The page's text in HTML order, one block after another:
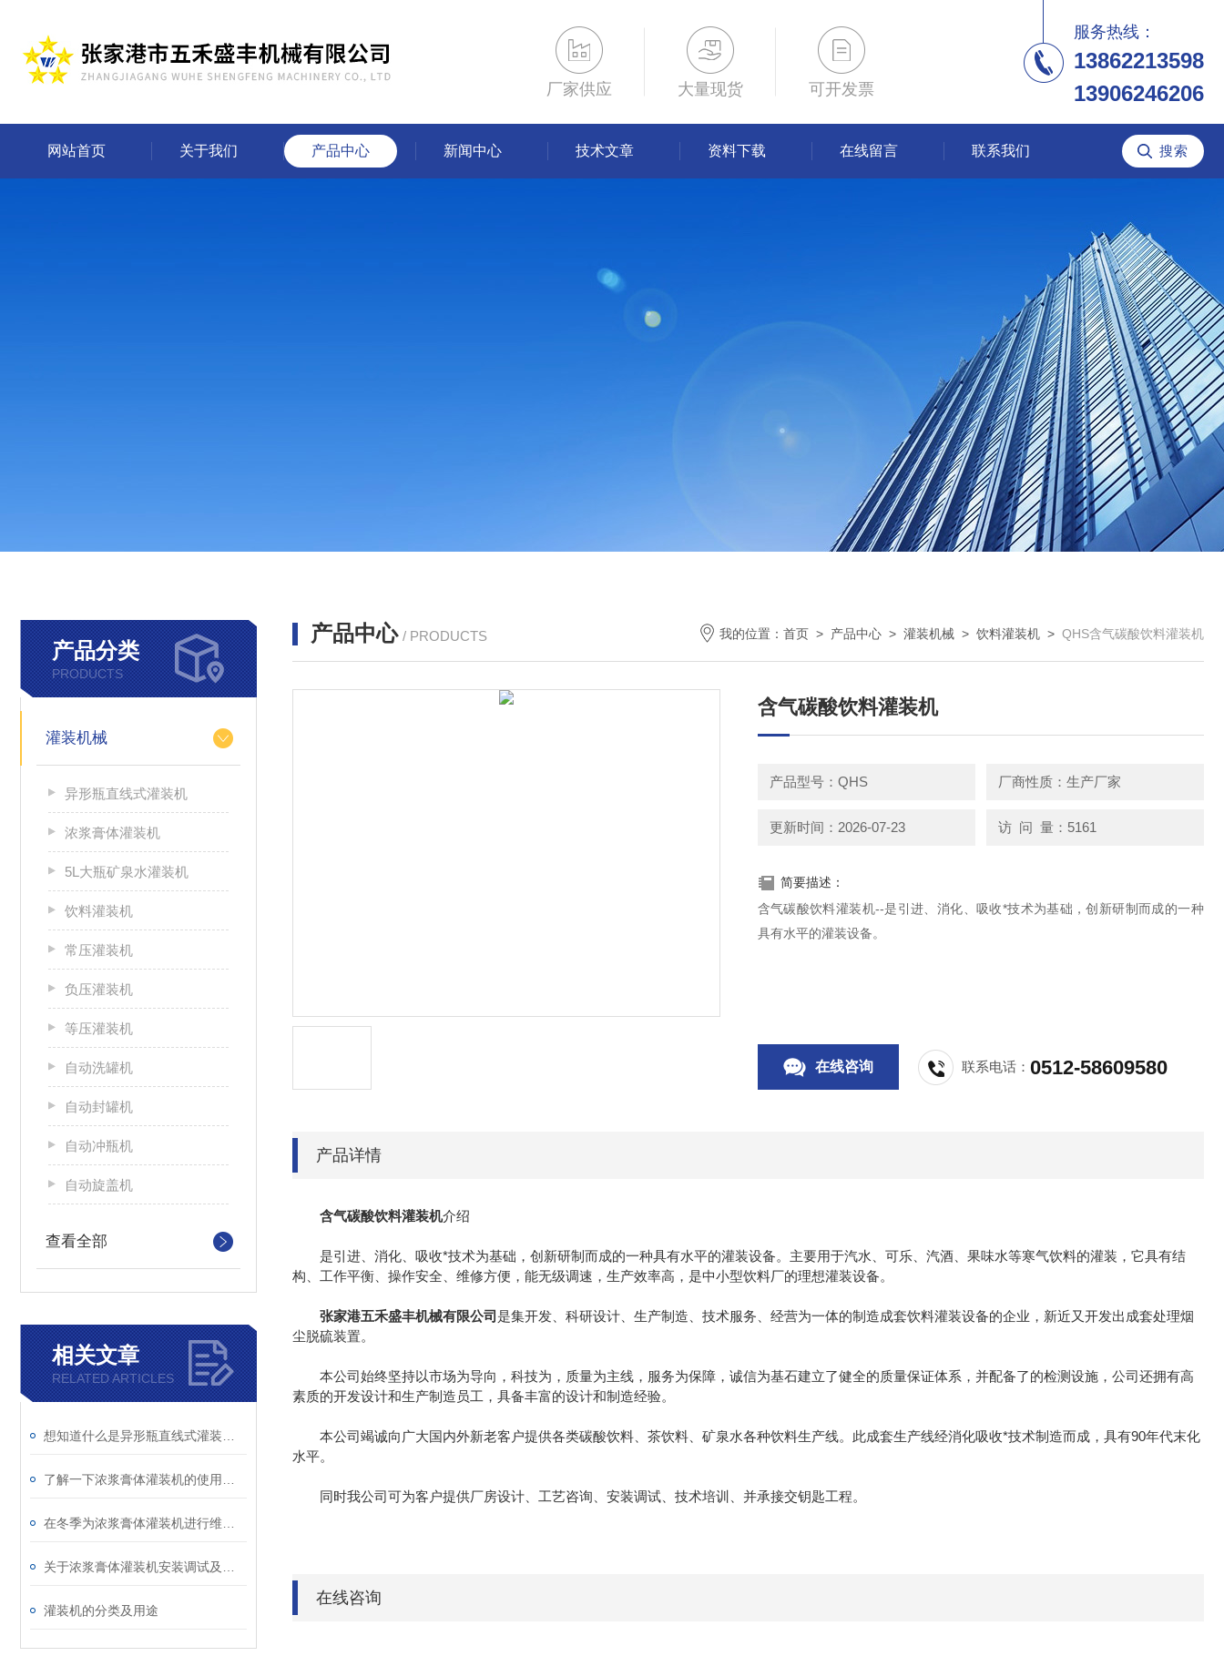
厂家供应 大量现货 可开发票
服务热线：
13862213598
13906246206
网站首页 关于我们 产品中心 新闻中心 技术文章 资料下载 在线留言 联系我们
产品分类
PRODUCTS
灌装机械
异形瓶直线式灌装机
浓浆膏体灌装机
5L大瓶矿泉水灌装机
饮料灌装机
常压灌装机
负压灌装机
等压灌装机
自动洗罐机
自动封罐机
自动冲瓶机
自动旋盖机
查看全部
相关文章
RELATED ARTICLES
灌装机的分类及用途
产品中心 / PRODUCTS 我的位置： 首页 > 产品中心 > 灌装机械 > 饮料灌装机 > QHS含气碳酸饮料灌装机
含气碳酸饮料灌装机
产品型号：QHS 厂商性质：生产厂家
更新时间：2026-07-23 访 问 量：5161
简要描述：
含气碳酸饮料灌装机--是引进、消化、吸收*技术为基础，创新研制而成的一种
具有水平的灌装设备。
在线咨询 联系电话：0512-58609580
产品详情
含气碳酸饮料灌装机介绍
是引进、消化、吸收*技术为基础，创新研制而成的一种具有水平的灌装设备。主要用于汽水、可乐、汽酒、果味水等寒气饮料的灌装，它具有结
构、工作平衡、操作安全、维修方便，能无级调速，生产效率高，是中小型饮料厂的理想灌装设备。
张家港五禾盛丰机械有限公司 是集开发、科研设计、生产制造、技术服务、经营为一体的制造成套饮料灌装设备的企业，新近又开发出成套处理烟
尘脱硫装置。
本公司始终坚持以市场为导向，科技为，质量为主线，服务为保障，诚信为基石建立了健全的质量保证体系，并配备了的检测设施，公司还拥有高
素质的开发设计和生产制造员工，具备丰富的设计和制造经验。
本公司竭诚向广大国内外新老客户提供各类碳酸饮料、茶饮料、矿泉水各种饮料生产线。此成套生产线经消化吸收*技术制造而成，具有90年代末化
水平。
同时我公司可为客户提供厂房设计、工艺咨询、安装调试、技术培训、并承接交钥匙工程。
在线咨询